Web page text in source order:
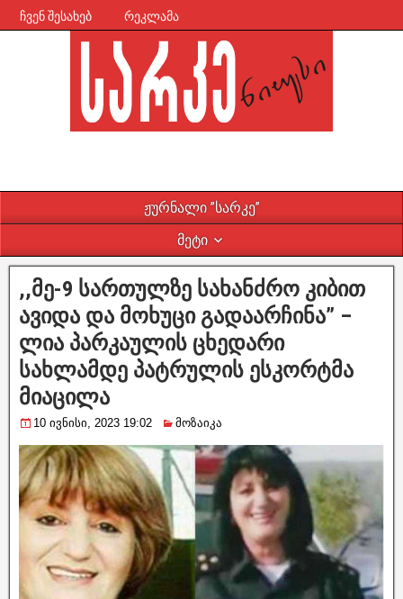
ჩვენ შესახებ რეკლამა
ჟურნალი ”სარკე”
მეტი
,,მე-9 სართულზე სახანძრო კიბით
ავიდა და მოხუცი გადაარჩინა” –
ლია პარკაულის ცხედარი
სახლამდე პატრულის ესკორტმა
მიაცილა
10 ივნისი, 2023 19:02 მოზაიკა